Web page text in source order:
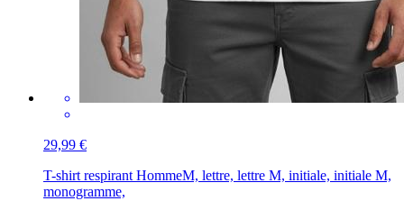
29,99 €
T-shirt respirant HommeM, lettre, lettre M, initiale, initiale M,
monogramme,